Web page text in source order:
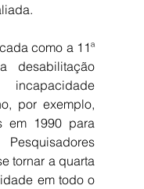
como a 11ª
desabilitação
por exemplo,
em 1990 para
tornar a quarta
em todo o